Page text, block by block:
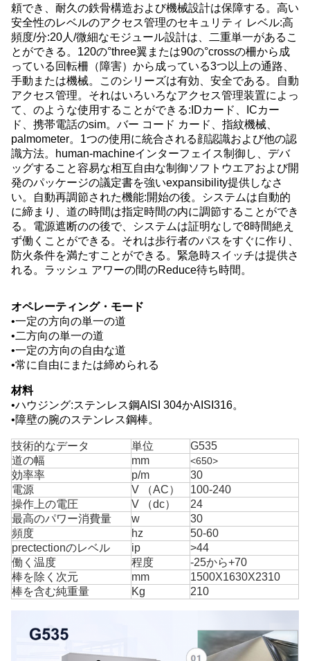
頼でき、耐久の鉄骨構造および機械設計は保障する。高い
安全性のレベルのアクセス管理のセキュリティ レベル:高
頻度/分:20人/微細なモジュール設計は、二重単一があるこ
とができる。120の°three翼または90の°crossの柵から成
っている回転柵（障害）から成っている3つ以上の通路、
手動または機械。このシリーズは有効、安全である。自動
アクセス管理。それはいろいろなアクセス管理装置によっ
て、のような使用することができる:IDカード、ICカー
ド、携帯電話のsim。バー コード カード、指紋機械、
palmometer。1つの使用に統合される顔認識および他の認
識方法。human-machineインターフェイス制御し、デバ
ッグすること容易な相互自由な制御ソフトウエアおよび開
発のパッケージの議定書を強いexpansibility提供しなさ
い。自動再調節された機能:開始の後。システムは自動的
に締まり、道の時間は指定時間の内に調節することができ
る。電源遮断のの後で、システムは証明なしで8時間絶え
ず働くことができる。それは歩行者のパスをすぐに作り、
防火条件を満たすことができる。緊急時スイッチは提供さ
れる。ラッシュ アワーの間のReduce待ち時間。
オペレーティング・モード
•一定の方向の単一の道
•二方向の単一の道
•一定の方向の自由な道
•常に自由にまたは締められる
材料
•ハウジング:ステンレス鋼AISI 304かAISI316。
•障壁の腕のステンレス鋼棒。
技術的なデータ 単位
G535
道の幅
mm <650>
効率率 p/m
30
電源
V （AC）
100-240
操作上の電圧
V （dc）
24
最高のパワー消費量
w
30
頻度
hz
50-60
prectectionのレベル
ip
>44
働く温度
程度
-25から+70
棒を除く次元
mm
1500X1630X2310
棒を含む純重量
Kg 210